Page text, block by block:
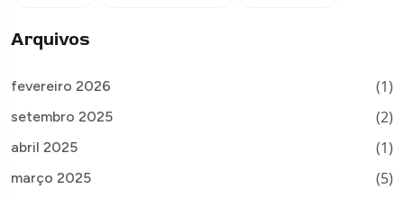
Arquivos
fevereiro 2026 (1)
setembro 2025 (2)
abril 2025 (1)
março 2025 (5)